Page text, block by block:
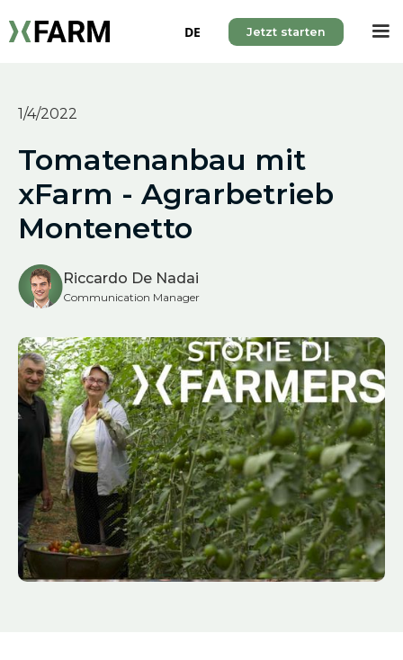
DE Jetzt starten
1/4/2022
Tomatenanbau mit
xFarm - Agrarbetrieb
Montenetto
Riccardo De Nadai
Communication Manager